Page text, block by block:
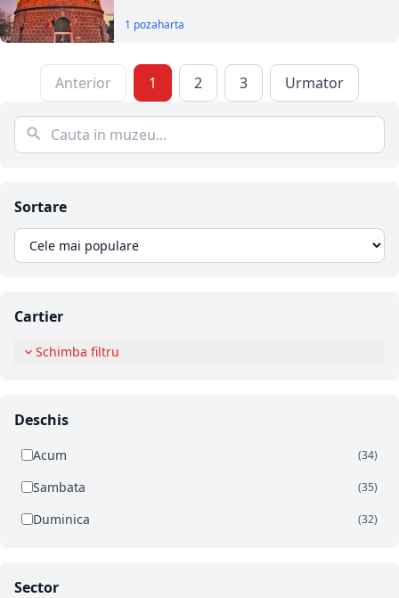
Sortare
Cartier
Schimba filtru
Deschis
Acum (34)
Sambata (35)
Duminica (32)
Sector
1 pozaharta
Anterior 1 2 3 Urmator